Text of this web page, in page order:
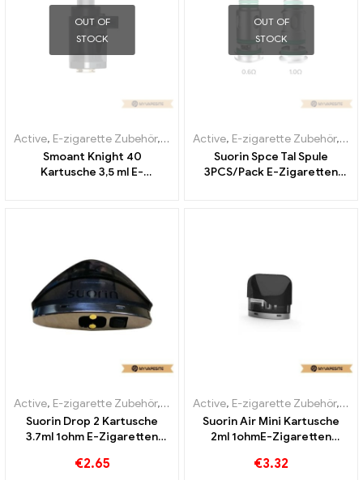
OUT OF
STOCK
Active, E-zigarette Zubehör, Verdampfer
Smoant Knight 40
Kartusche 3,5 ml E-
OUT OF
STOCK
Active, E-zigarette Zubehör,
Suorin Spce Tal Spule
3PCS/Pack E-Zigaretten
Active, E-zigarette Zubehör, Verdampfer
Suorin Drop 2 Kartusche
3.7ml 1ohm E-Zigaretten
€2.65
Active, E-zigarette Zubehör,
Suorin Air Mini Kartusche
2ml 1ohmE-Zigaretten
€3.32